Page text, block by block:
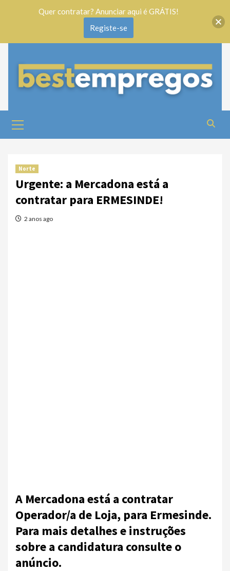
Norte
Urgente: a Mercadona está a
contratar para ERMESINDE!
2 anos ago
A Mercadona está a contratar
Operador/a de Loja, para Ermesinde.
Para mais detalhes e instruções
sobre a candidatura consulte o
anúncio.
Quer contratar? Anunciar aqui é GRÁTIS!
Registe-se